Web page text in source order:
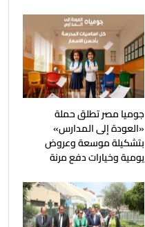
جوميا مصر تطلق حملة
«العودة إلى المدارس»
بتشكيلة موسعة وعروض
يومية وخيارات دفع مرنة